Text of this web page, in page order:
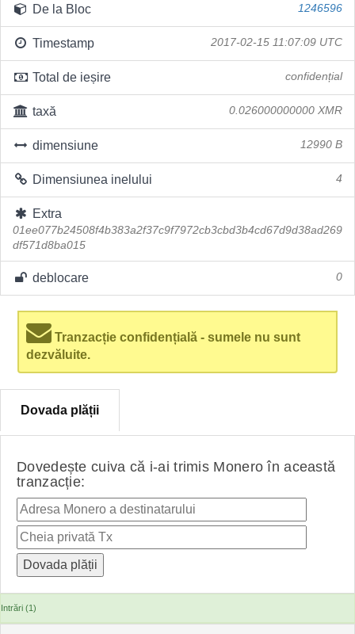
De la Bloc 1246596
Timestamp 2017-02-15 11:07:09 UTC
Total de ieșire confidențial
taxă 0.026000000000 XMR
dimensiune 12990 B
Dimensiunea inelului 4
Extra
01ee077b24508f4b383a2f37c9f7972cb3cbd3b4cd67d9d38ad269
df571d8ba015
deblocare 0
Tranzacție confidențială - sumele nu sunt
dezvăluite.
Dovada plății
Dovedește cuiva că i-ai trimis Monero în această
tranzacție:
Intrări (1)